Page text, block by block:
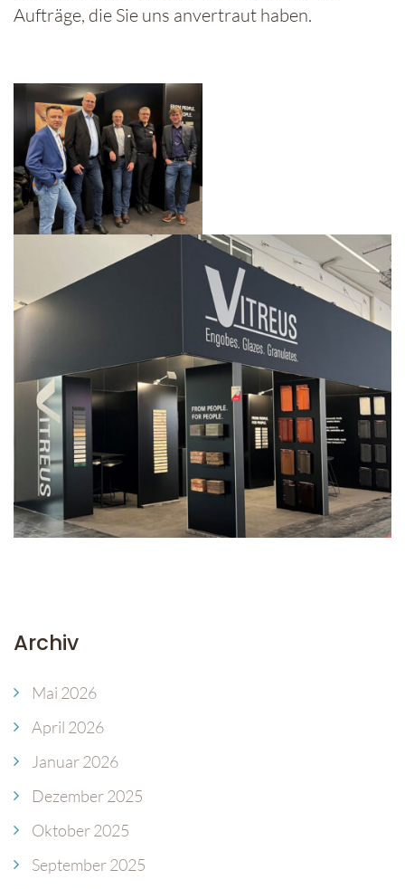
Aufträge, die Sie uns anvertraut haben.
Archiv
Mai 2026
April 2026
Januar 2026
Dezember 2025
Oktober 2025
September 2025